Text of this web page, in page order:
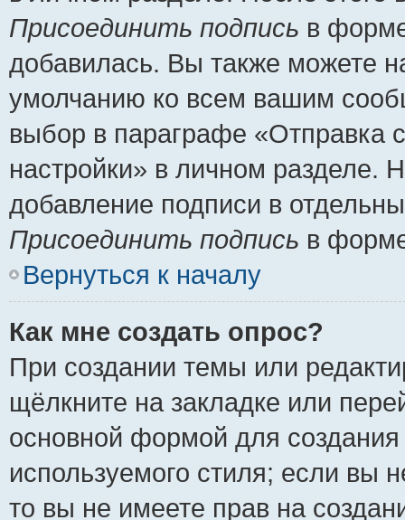
Присоединить подпись в
добавилась. Вы также можете
умолчанию ко всем вашим
выбор в параграфе «Отправка
настройки» в личном разделе.
добавление подписи в
Присоединить подпись в
Вернуться к началу
Как мне создать опрос?
При создании темы или
щёлкните на закладке или
основной формой для
используемого стиля; если вы
то вы не имеете прав на